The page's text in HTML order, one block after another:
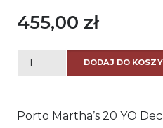
455,00 zł
ilość
20
DODAJ DO
Porto Martha’s 20 YO